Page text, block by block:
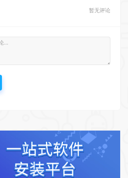
暂无评论